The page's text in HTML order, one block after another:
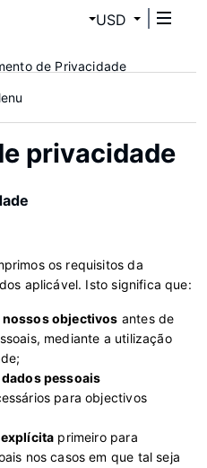
USD
de Privacidade
privacidade
os requisitos da
aplicável. Isto significa que:
objectivos antes de
mediante a utilização
pessoais
para objectivos
primeiro para
nos casos em que tal seja